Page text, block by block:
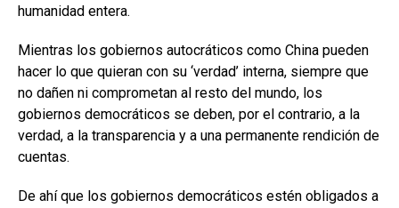
humanidad entera.
Mientras los gobiernos autocráticos como China pueden
hacer lo que quieran con su ‘verdad’ interna, siempre que
no dañen ni comprometan al resto del mundo, los
gobiernos democráticos se deben, por el contrario, a la
verdad, a la transparencia y a una permanente rendición de
cuentas.
De ahí que los gobiernos democráticos estén obligados a